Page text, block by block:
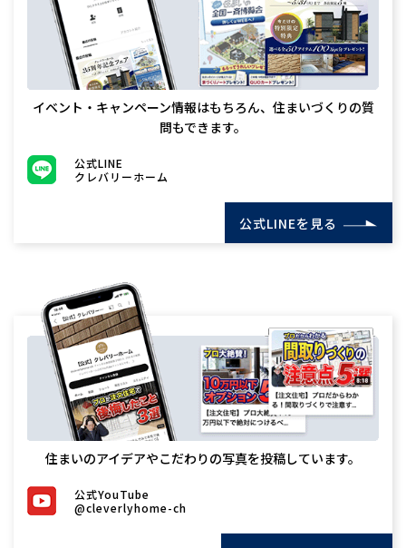
イベント・キャンペーン情報はもちろん、住まいづくりの質
問もできます。
公式LINE
クレバリーホーム
公式LINEを見る
住まいのアイデアやこだわりの写真を投稿しています。
公式YouTube
@cleverlyhome-ch